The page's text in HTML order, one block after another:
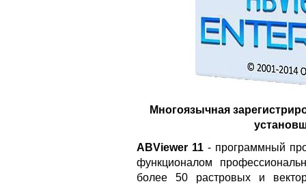
Многоязычная
ABViewer 11 - программный
функционалом
более 50 растровых и